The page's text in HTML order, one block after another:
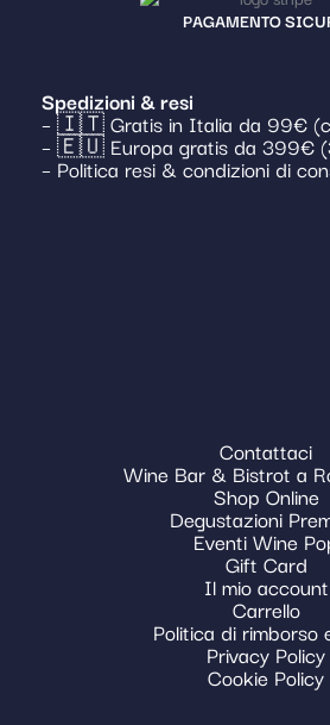
PAGAMENTO
Spedizioni & resi
– 🇮🇹 Gratis in Italia da 99€
– 🇪🇺 Europa gratis da 399€
– Politica resi & condizioni di
Contattaci
Wine Bar & Bistrot a
Shop Online
Degustazioni
Eventi Wine
Gift Card
Il mio account
Carrello
Politica di rimborso
Privacy Policy
Cookie Policy